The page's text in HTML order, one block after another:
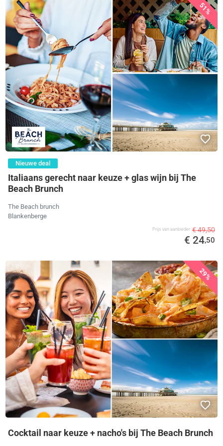
51%
Nieuwe deal
Italiaans gerecht naar keuze + glas wijn bij The
Beach Brunch
The Beach brunch
Blankenberge
Prijs van aanbieder € 49,50
€ 24,50
29%
Cocktail naar keuze + nacho's bij The Beach Brunch